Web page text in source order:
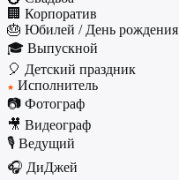
🏢 Корпоратив
🎂 Юбилей / День рождения
🎓 Выпускной
🎈 Детский праздник
★ Исполнитель
📷 Фотограф
🎥 Видеограф
🎙️ Ведущий
🎧 ДиДжей